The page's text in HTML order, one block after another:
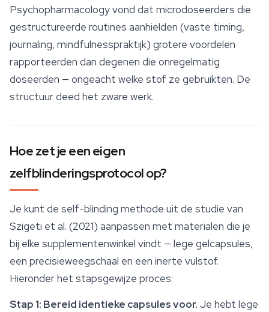
Psychopharmacologyvond dat microdoseerders die
gestructureerde routines aanhielden (vaste timing,
journaling, mindfulnesspraktijk) grotere voordelen
rapporteerden dan degenen die onregelmatig
doseerden — ongeacht welke stof ze gebruikten. De
structuur deed het zware werk.
Hoe zet je een eigen
zelfblinderingsprotocol op?
Je kunt de self-blinding methode uit de studie van
Szigeti et al. (2021) aanpassen met materialen die je
bij elke supplementenwinkel vindt — lege gelcapsules,
een precisieweegschaal en een inerte vulstof.
Hieronder het stapsgewijze proces:
Stap 1: Bereid identieke capsules voor. Je hebt lege